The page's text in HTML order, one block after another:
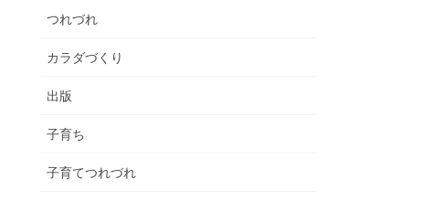
つれづれ
カラダづくり
出版
子育ち
子育てつれづれ